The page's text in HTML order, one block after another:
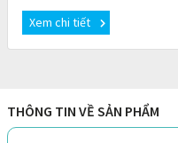
px.Hỗ trợ tín hiệu đồng bộ
lên đến 4096×2160 @60Hz
Xem chi tiết
THÔNG TIN VỀ SẢN PHẨM